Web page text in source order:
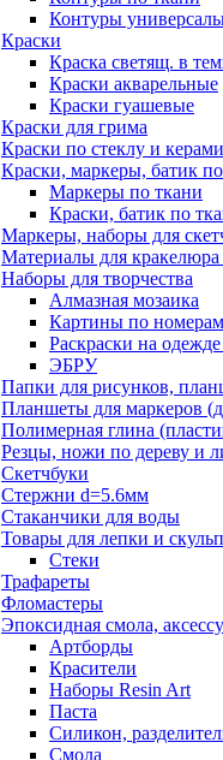
Контуры
Краски
Краска светящ. в
Краски акварельные
Краски гуашевые
Краски для грима
Краски по стеклу и
Краски, маркеры, батик
Маркеры по ткани
Краски, батик по
Маркеры, наборы для
Материалы для
Наборы для творчества
Алмазная мозаика
Картины по номерам
Раскраски на одежде
ЭБРУ
Папки для рисунков,
Планшеты для маркеров
Полимерная глина
Резцы, ножи по дереву и
Скетчбуки
Стержни d=5.6мм
Стаканчики для воды
Товары для лепки и
Стеки
Трафареты
Фломастеры
Эпоксидная смола,
Артборды
Красители
Наборы Resin Art
Паста
Силикон,
Смола